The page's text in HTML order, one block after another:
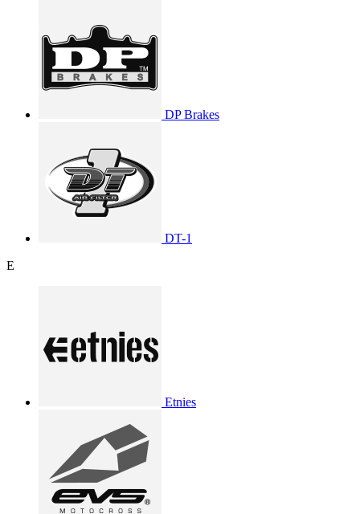
DP Brakes
DT-1
E
Etnies